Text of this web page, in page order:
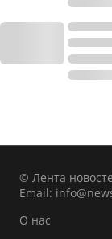
© Лента
Email:
О нас